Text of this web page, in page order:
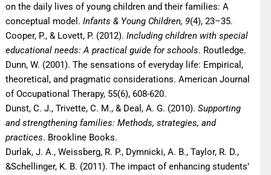
on the daily lives of young children and their families: A
conceptual model.Infants & Young Children, 9(4), 23–35.
Cooper, P., & Lovett, P. (2012).Including children with special
educational needs: A practical guide for schools. Routledge.
Dunn, W. (2001). The sensations of everyday life: Empirical,
theoretical, and pragmatic considerations. American Journal
of Occupational Therapy, 55(6), 608-620.
Dunst, C. J., Trivette, C. M., & Deal, A. G. (2010).Supporting
and strengthening families: Methods, strategies, and
practices. Brookline Books.
Durlak, J. A., Weissberg, R. P., Dymnicki, A. B., Taylor, R. D.,
&Schellinger, K. B. (2011). The impact of enhancing students’